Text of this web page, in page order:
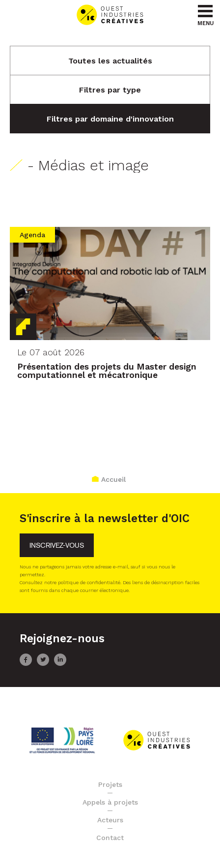
Aller au menu
Aller au contenu
MENU
Toutes les actualités
Filtres par type
Filtres par domaine d'innovation
- Médias et image
Agenda
Le 07 août 2026
Présentation des projets du Master design
computationnel et mécatronique
Accueil
S'inscrire à la newsletter d'OIC
INSCRIVEZ-VOUS
Nous ne partageons jamais votre adresse e-mail, sauf si vous nous le
permettez.
Consultez notre politique de confidentialité. Des liens de désinscription faciles
sont fournis dans chaque courrier électronique.
Rejoignez-nous
Projets
Appels à projets
Acteurs
Contact